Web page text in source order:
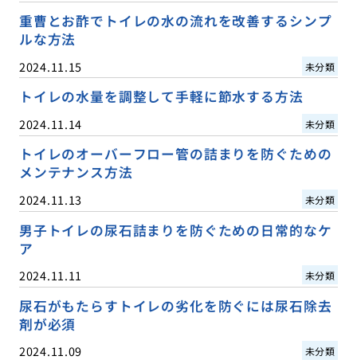
重曹とお酢でトイレの水の流れを改善するシンプ
ルな方法
2024.11.15 未分類
トイレの水量を調整して手軽に節水する方法
2024.11.14 未分類
トイレのオーバーフロー管の詰まりを防ぐための
メンテナンス方法
2024.11.13 未分類
男子トイレの尿石詰まりを防ぐための日常的なケ
ア
2024.11.11 未分類
尿石がもたらすトイレの劣化を防ぐには尿石除去
剤が必須
2024.11.09 未分類